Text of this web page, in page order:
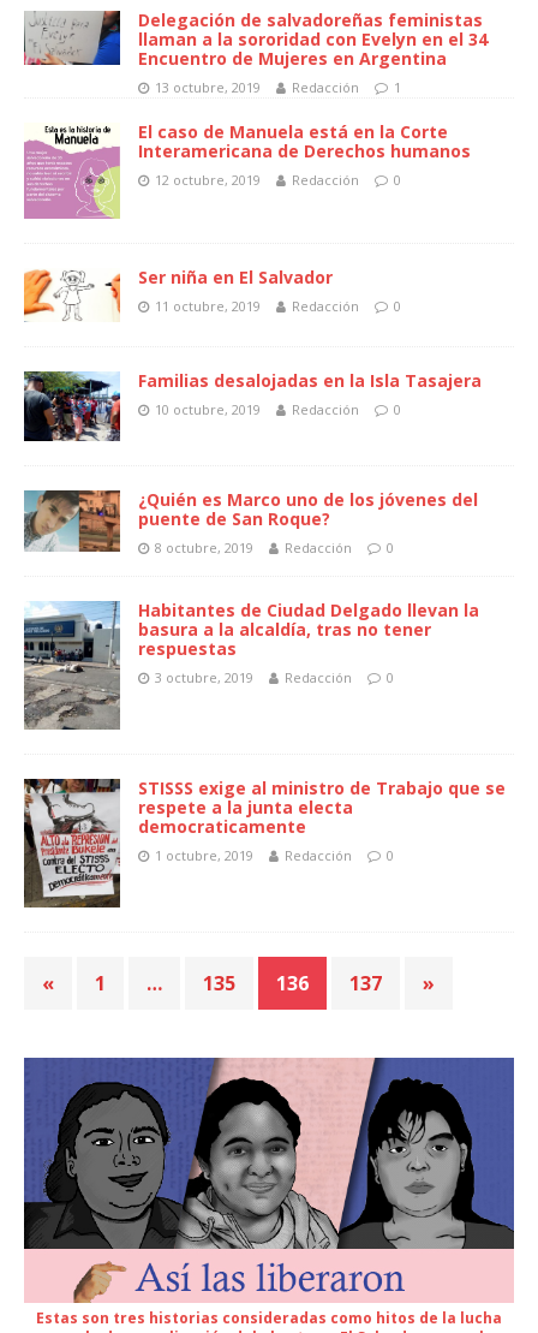
Delegación de salvadoreñas feministas
llaman a la sororidad con Evelyn en el 34
Encuentro de Mujeres en Argentina
13 octubre, 2019 Redacción 1
El caso de Manuela está en la Corte
Interamericana de Derechos humanos
12 octubre, 2019 Redacción 0
Ser niña en El Salvador
11 octubre, 2019 Redacción 0
Familias desalojadas en la Isla Tasajera
10 octubre, 2019 Redacción 0
¿Quién es Marco uno de los jóvenes del
puente de San Roque?
8 octubre, 2019 Redacción 0
Habitantes de Ciudad Delgado llevan la
basura a la alcaldía, tras no tener
respuestas
3 octubre, 2019 Redacción 0
STISSS exige al ministro de Trabajo que se
respete a la junta electa
democraticamente
1 octubre, 2019 Redacción 0
« 1 … 135 136 137 »
Estas son tres historias consideradas como hitos de la lucha